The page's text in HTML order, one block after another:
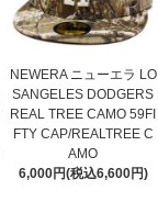
NEWERA ニューエラ LO
SANGELES DODGERS
REAL TREE CAMO 59FI
FTY CAP/REALTREE C
AMO
6,000円(税込6,600円)